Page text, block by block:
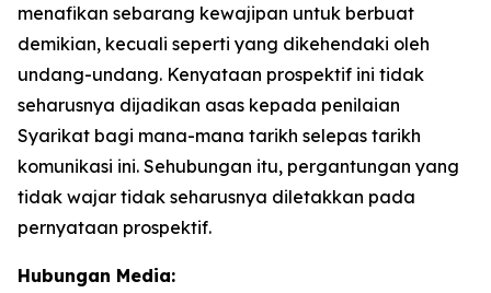
menafikan sebarang kewajipan untuk berbuat
demikian, kecuali seperti yang dikehendaki oleh
undang-undang. Kenyataan prospektif ini tidak
seharusnya dijadikan asas kepada penilaian
Syarikat bagi mana-mana tarikh selepas tarikh
komunikasi ini. Sehubungan itu, pergantungan yang
tidak wajar tidak seharusnya diletakkan pada
pernyataan prospektif.
Hubungan Media: